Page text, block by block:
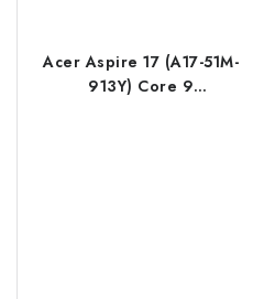
Acer Aspire 17 (A17-51M-
913Y) Core 9